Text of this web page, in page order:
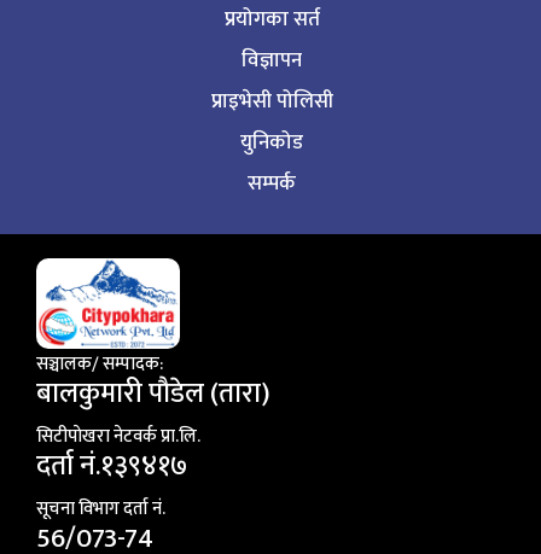
प्रयोगका सर्त
विज्ञापन
प्राइभेसी पोलिसी
युनिकोड
सम्पर्क
सञ्चालक/ सम्पादक:
बालकुमारी पाैडेल (तारा)
सिटीपाेखरा नेटवर्क प्रा.लि.
दर्ता नं.१३९४१७
सूचना विभाग दर्ता नं.
56/073-74